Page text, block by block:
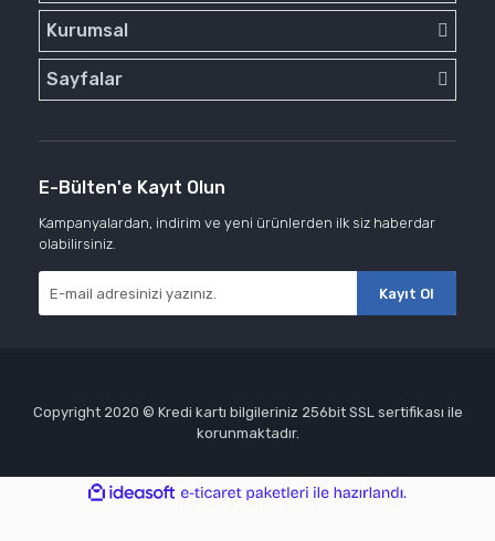
Kurumsal
Sayfalar
E-Bülten'e Kayıt Olun
Kampanyalardan, indirim ve yeni ürünlerden ilk siz haberdar
olabilirsiniz.
Kayıt Ol
Copyright 2020 © Kredi kartı bilgileriniz 256bit SSL sertifikası ile
korunmaktadır.
ideasoft
e-